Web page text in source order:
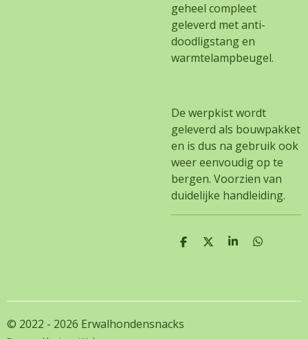
geheel compleet
geleverd met anti-
doodligstang en
warmtelampbeugel.
De werpkist wordt
geleverd als bouwpakket
en is dus na gebruik ook
weer eenvoudig op te
bergen. Voorzien van
duidelijke handleiding.
D
D
S
D
© 2022 - 2026 Erwalhondensnacks